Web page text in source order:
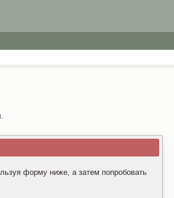
.
форму ниже, а затем попробовать